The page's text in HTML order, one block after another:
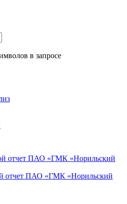
в запросе
отчет ПАО «ГМК «Норильский
отчет ПАО «ГМК «Норильский